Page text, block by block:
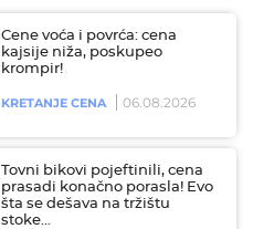
Cene voća i povrća: cena
kajsije niža, poskupeo
krompir!
KRETANJE CENA 06.08.2026
Tovni bikovi pojeftinili, cena
prasadi konačno porasla! Evo
šta se dešava na tržištu
stoke…